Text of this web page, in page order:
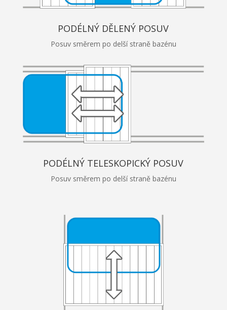
PODÉLNÝ DĚLENÝ POSUV
Posuv směrem po delší straně bazénu
PODÉLNÝ TELESKOPICKÝ POSUV
Posuv směrem po delší straně bazénu